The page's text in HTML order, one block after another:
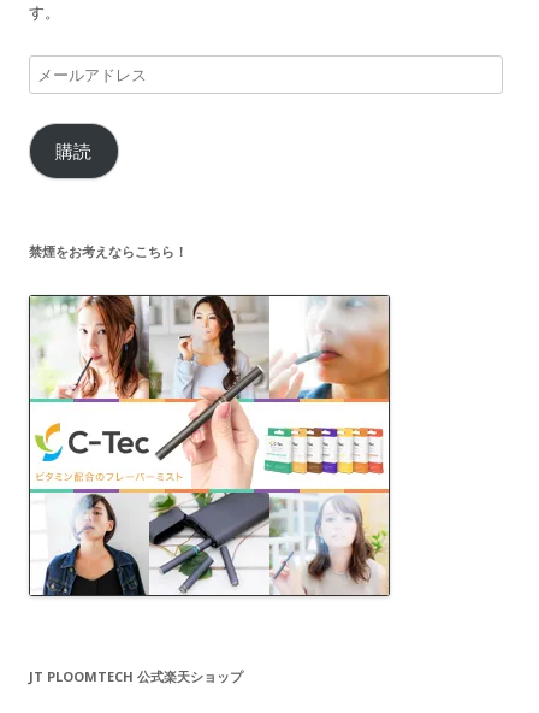
す。
メ
ー
ル
ア
ス
購読
禁煙をお考えならこちら！
JT PLOOMTECH 公式楽天ショップ